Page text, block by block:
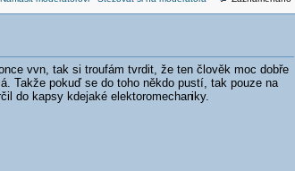
vvn, tak si troufám tvrdit, že ten člověk moc dobře
Takže pokuď se do toho někdo pustí, tak pouze na
do kapsy kdejaké elektoromechaniky.